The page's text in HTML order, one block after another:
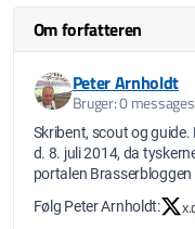
Om forfatteren
Peter Arnholdt
Bruger: 0 messages
Skribent, scout og guide. Bor i Belo Horizonte og var på
d. 8. juli 2014, da
portalen Brasserbloggen
Følg Peter Arnholdt: